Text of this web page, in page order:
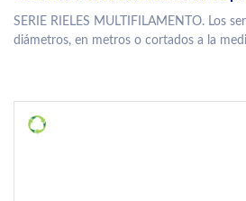
SERIE RIELES MULTIFILAMENTO. Los
diámetros, en metros o cortados a la